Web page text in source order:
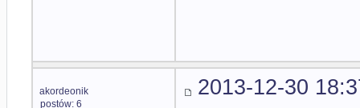
akordeonik
postów: 6
2013-12-30